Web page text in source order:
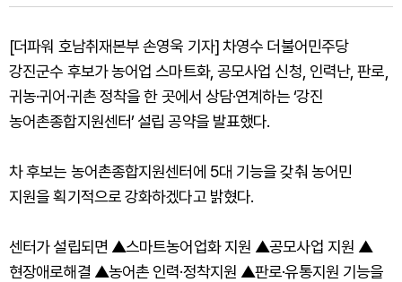
[더파워 호남취재본부 손영욱 기자] 차영수 더불어민주당
강진군수 후보가 농어업 스마트화, 공모사업 신청, 인력난, 판로,
귀농·귀어·귀촌 정착을 한 곳에서 상담·연계하는 ‘강진
농어촌종합지원센터’ 설립 공약을 발표했다.
차 후보는 농어촌종합지원센터에 5대 기능을 갖춰 농어민
지원을 획기적으로 강화하겠다고 밝혔다.
센터가 설립되면 ▲스마트농어업화 지원 ▲공모사업 지원 ▲
현장애로해결 ▲농어촌 인력·정착지원 ▲판로·유통지원 기능을